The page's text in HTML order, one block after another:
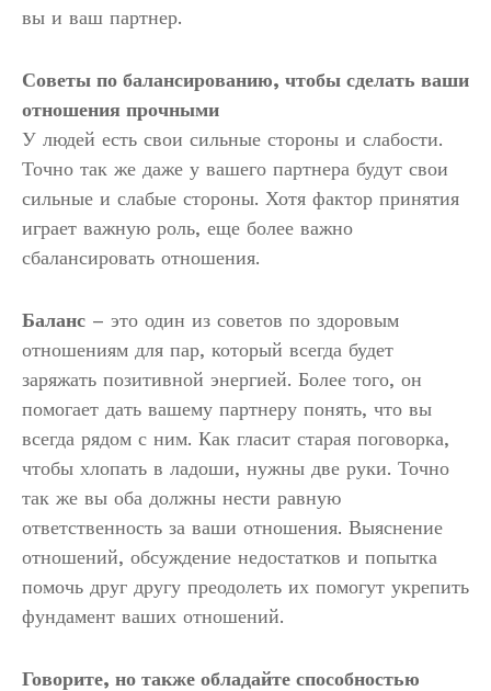
вы и ваш партнер.
Советы по балансированию, чтобы сделать ваши
отношения прочными
У людей есть свои сильные стороны и слабости.
Точно так же даже у вашего партнера будут свои
сильные и слабые стороны. Хотя фактор принятия
играет важную роль, еще более важно
сбалансировать отношения.
Баланс – это один из советов по здоровым
отношениям для пар, который всегда будет
заряжать позитивной энергией. Более того, он
помогает дать вашему партнеру понять, что вы
всегда рядом с ним. Как гласит старая поговорка,
чтобы хлопать в ладоши, нужны две руки. Точно
так же вы оба должны нести равную
ответственность за ваши отношения. Выяснение
отношений, обсуждение недостатков и попытка
помочь друг другу преодолеть их помогут укрепить
фундамент ваших отношений.
Говорите, но также обладайте способностью